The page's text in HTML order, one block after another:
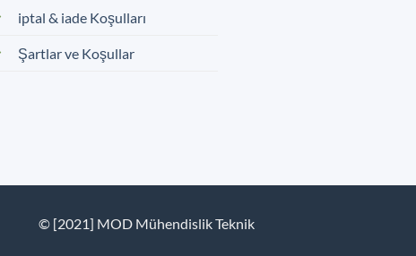
iptal & iade Koşulları
Şartlar ve Koşullar
© [2021] MOD Mühendislik Teknik